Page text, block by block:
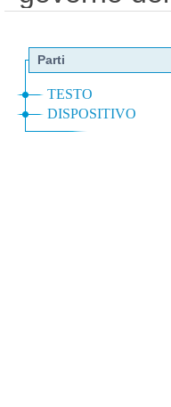
26 del
art. 10,
Speciale -